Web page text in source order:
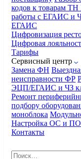
кодов к товарам
работы с ЕГАИС и
ЕГАИС
Цифровизация
Цифровая
Тарифы
Сервисный центр
Замена ФН
неисправности ФР
ЭЦП/ЕГАИС и ЧЗ
Ремонт
подбору
моноблока
Настройка ОС и ПО
Контакты
Найти: